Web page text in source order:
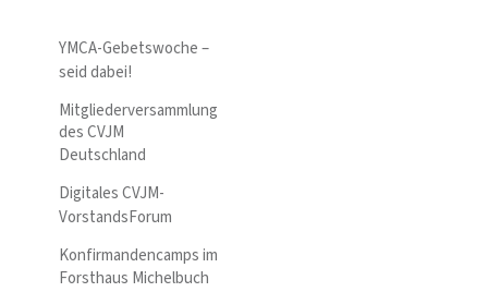
YMCA-Gebetswoche –
seid dabei!
Mitgliederversammlung
des CVJM
Deutschland
Digitales CVJM-
VorstandsForum
Konfirmandencamps im
Forsthaus Michelbuch